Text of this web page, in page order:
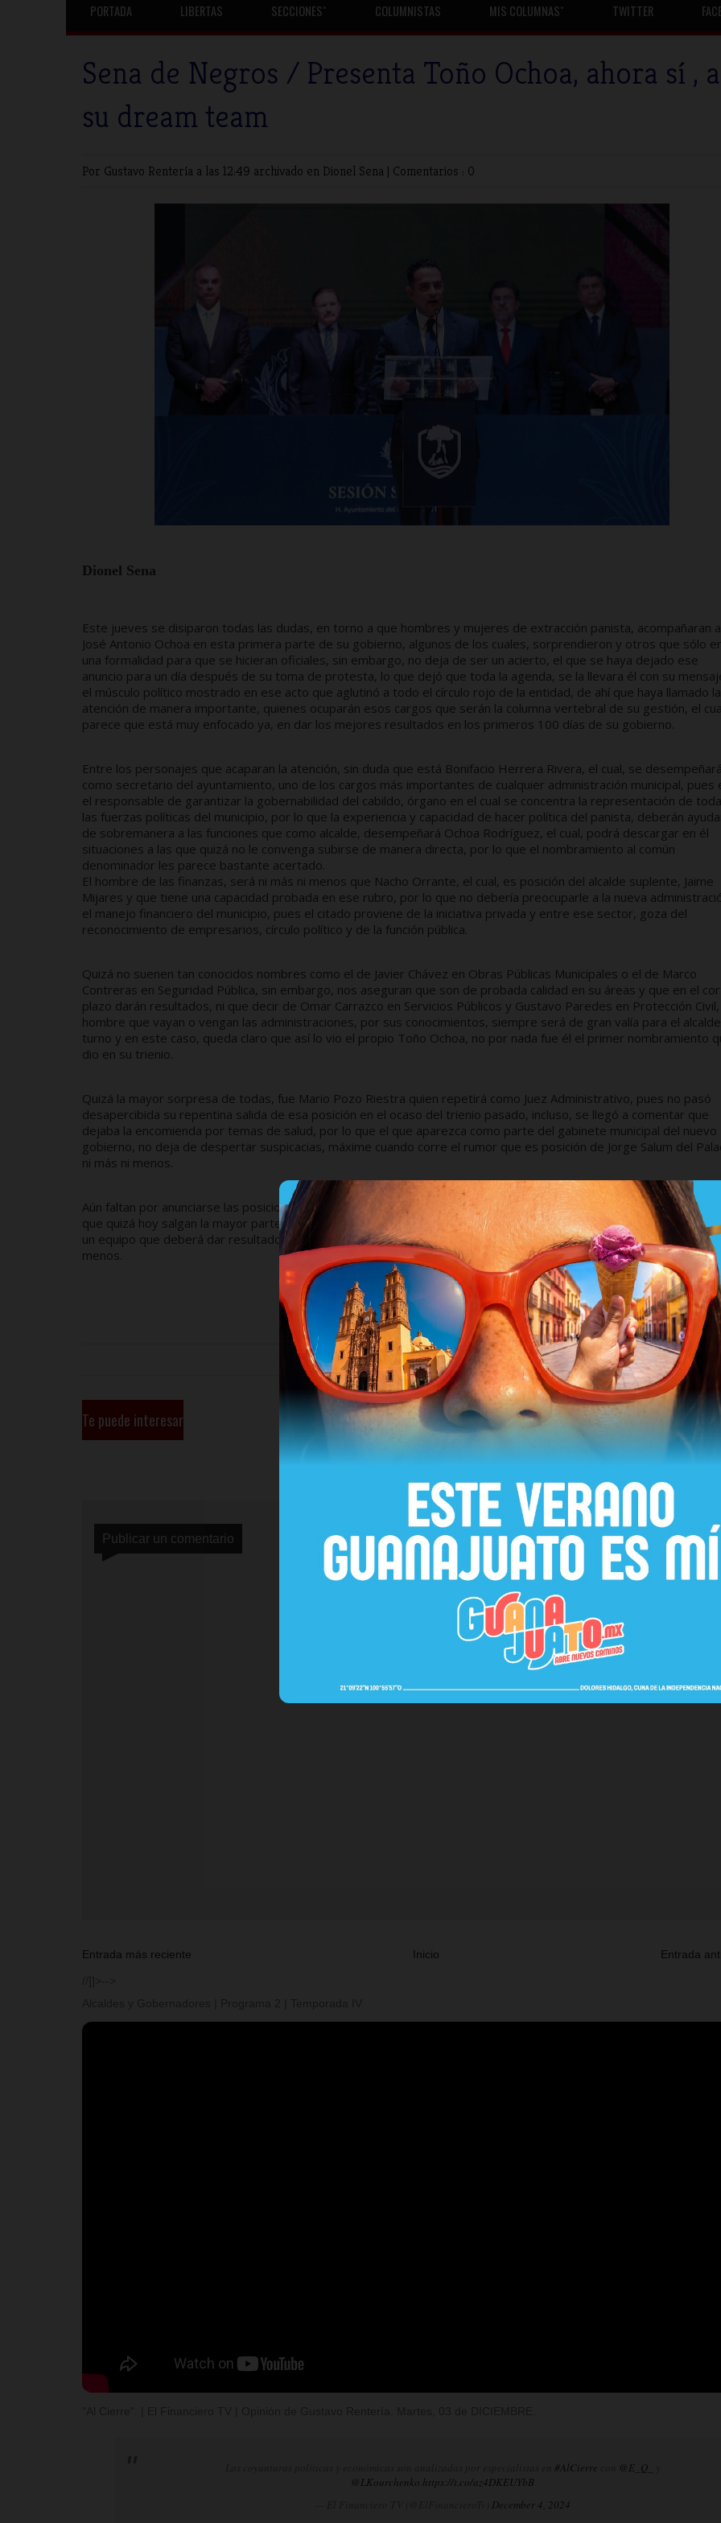
PORTADA LIBERTAS SECCIONESˇ COLUMNISTAS MIS COLUMNASˇ TWITTER
Sena de Negros / Presenta Toño Ochoa, ahora sí , a
su dream team
Por Gustavo Rentería a las 12:49 archivado en Dionel Sena | Comentarios : 0
Dionel Sena
Este jueves se disiparon todas las dudas, en torno a que hombres y mujeres de extracción panista, acompañaran a
José Antonio Ochoa en esta primera parte de su gobierno, algunos de los cuales, sorprendieron y otros que sólo
una formalidad para que se hicieran oficiales, sin embargo, no deja de ser un acierto, el que se haya dejado ese
anuncio para un día después de su toma de protesta, lo que dejó que toda la agenda, se la llevara él con su
el músculo político mostrado en ese acto que aglutinó a todo el círculo rojo de la entidad, de ahí que haya llamado la
atención de manera importante, quienes ocuparán esos cargos que serán la columna vertebral de su gestión, el
parece que está muy enfocado ya, en dar los mejores resultados en los primeros 100 días de su gobierno.
Entre los personajes que acaparan la atención, sin duda que está Bonifacio Herrera Rivera, el cual, se desempeñará
como secretario del ayuntamiento, uno de los cargos más importantes de cualquier administración municipal, pues
el responsable de garantizar la gobernabilidad del cabildo, órgano en el cual se concentra la representación de
las fuerzas políticas del municipio, por lo que la experiencia y capacidad de hacer política del panista, deberán
de sobremanera a las funciones que como alcalde, desempeñará Ochoa Rodríguez, el cual, podrá descargar en él
situaciones a las que quizá no le convenga subirse de manera directa, por lo que el nombramiento al común
denominador les parece bastante acertado.
El hombre de las finanzas, será ni más ni menos que Nacho Orrante, el cual, es posición del alcalde suplente, Jaime
Mijares y que tiene una capacidad probada en ese rubro, por lo que no debería preocuparle a la nueva
el manejo financiero del municipio, pues el citado proviene de la iniciativa privada y entre ese sector, goza del
reconocimiento de empresarios, círculo político y de la función pública.
Quizá no suenen tan conocidos nombres como el de Javier Chávez en Obras Públicas Municipales o el de Marco
Contreras en Seguridad Pública, sin embargo, nos aseguran que son de probada calidad en su áreas y que en el
plazo darán resultados, ni que decir de Omar Carrazco en Servicios Públicos y Gustavo Paredes en Protección Civil,
hombre que vayan o vengan las administraciones, por sus conocimientos, siempre será de gran valía para el
turno y en este caso, queda claro que así lo vio el propio Toño Ochoa, no por nada fue él el primer nombramiento
dio en su trienio.
Quizá la mayor sorpresa de todas, fue Mario Pozo Riestra quien repetirá como Juez Administrativo, pues no pasó
desapercibida su repentina salida de esa posición en el ocaso del trienio pasado, incluso, se llegó a comentar que
dejaba la encomienda por temas de salud, por lo que el que aparezca como parte del gabinete municipal del nuevo
gobierno, no deja de despertar suspicacias, máxime cuando corre el rumor que es posición de Jorge Salum del
ni más ni menos.
Aún faltan por anunciarse las posiciones del PRI y del PRD, recordando que ahora son gobiernos de coalición, por lo
que quizá hoy salgan la mayor parte de los nombres de quienes completarán el Dream Team de José Antonio
un equipo que deberá dar resultados en el corto y mediano plazo, pues las expectativas son muchas y no es para
menos.
Te puede interesar
Publicar un comentario
Entrada más reciente Entrada
Inicio
#AlCierre @E_Q_
@LKourchenko https://t.co/az4DKEUYbB
December 4, 2024